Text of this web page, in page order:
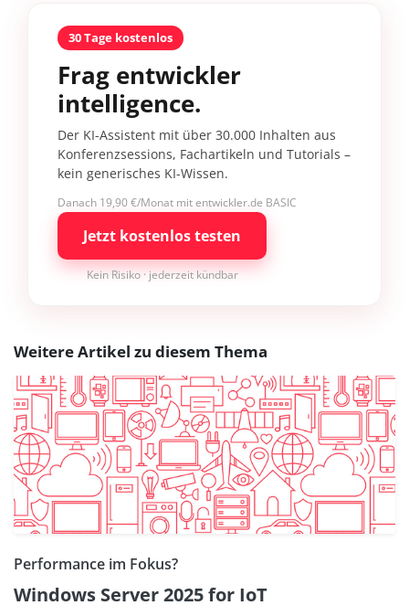
30 Tage kostenlos
Frag entwickler
intelligence.
Der KI-Assistent mit über 30.000 Inhalten aus
Konferenzsessions, Fachartikeln und Tutorials –
kein generisches KI-Wissen.
Danach 19,90 €/Monat mit entwickler.de BASIC
Jetzt kostenlos testen
Kein Risiko · jederzeit kündbar
Weitere Artikel zu diesem Thema
Performance im Fokus?
Windows Server 2025 for IoT